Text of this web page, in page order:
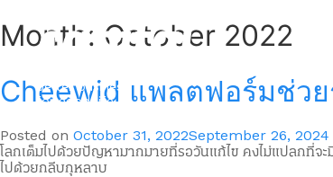
to
content
better business
for good life
Month: October 2022
Cheewid แพลตฟอร์มช่ว
Posted on October 31, 2022September 26, 2024
โลกเต็มไปด้วยปัญหามากมายที่รอวันแก้ไข คงไม่แปลกที่จ
ไปด้วยกลีบกุหลาบ